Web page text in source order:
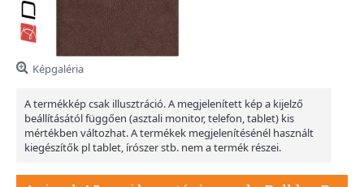
Képgaléria
A termékkép csak illusztráció. A megjelenített kép a kijelző
beállításától függően (asztali monitor, telefon, tablet) kis
mértékben változhat. A termékek megjelenítésénél használt
kiegészítők pl tablet, írószer stb. nem a termék részei.